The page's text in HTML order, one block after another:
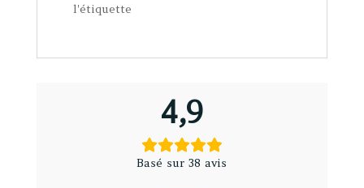
l'étiquette
4,9
Basé sur 38 avis